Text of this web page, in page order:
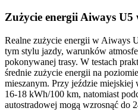
Zużycie energii Aiways U5
Realne zużycie energii w Aiways
tym stylu jazdy, warunków
pokonywanej trasy. W testach
średnie zużycie energii na
mieszanym. Przy jeździe miejskiej
16-18 kWh/100 km, natomiast
autostradowej mogą wzrosnąć do